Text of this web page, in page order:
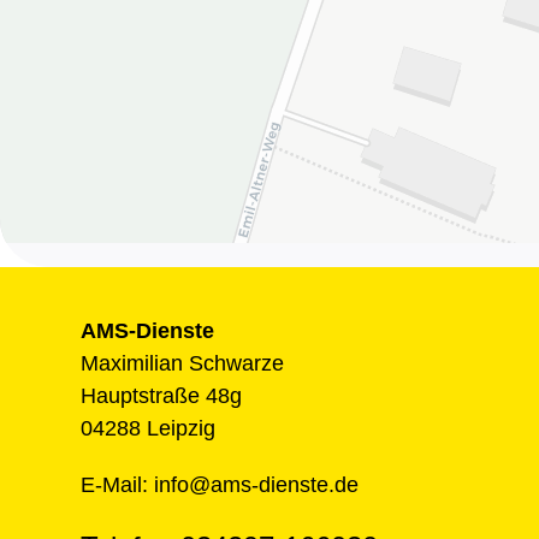
AMS-Dienste
Maximilian Schwarze
Hauptstraße 48g
04288 Leipzig
E-Mail: info@ams-dienste.de